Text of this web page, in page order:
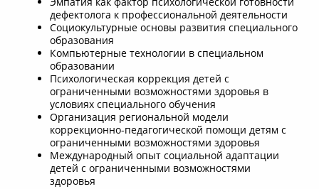
дефектолога к профессиональной деятельности
Социокультурные основы развития специального
образования
Компьютерные технологии в специальном
образовании
Психологическая коррекция детей с
ограниченными возможностями здоровья в
условиях специального обучения
Организация региональной модели
коррекционно-педагогической помощи детям с
ограниченными возможностями здоровья
Международный опыт социальной адаптации
детей с ограниченными возможностями
здоровья